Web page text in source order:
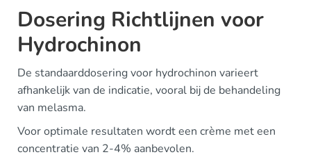
Dosering Richtlijnen voor
Hydrochinon
De standaarddosering voor hydrochinon varieert
afhankelijk van de indicatie, vooral bij de behandeling
van melasma.
Voor optimale resultaten wordt een crème met een
concentratie van 2-4% aanbevolen.